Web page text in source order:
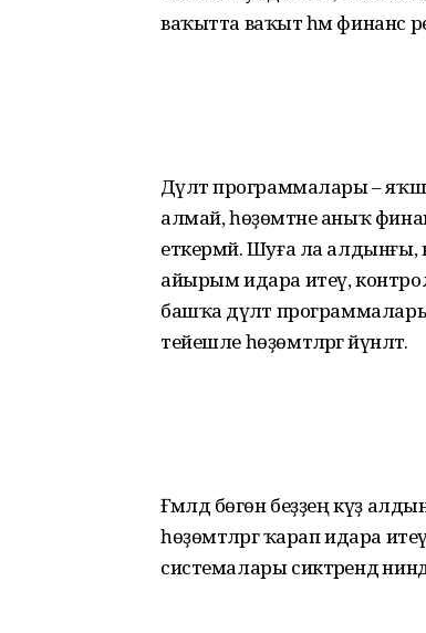
ваҡытта ваҡыт һәм финанс
Дәүләт программалары –
алмай, һөҙөмтәне аныҡ
еткермәй. Шуға ла алдынғы,
айырым идара итеү,
башҡа дәүләт
тейешле һөҙөмтәләргә йүнәлтә.
Ғәмәлдә бөгөн беҙҙең күҙ
һөҙөмтәләргә ҡарап идара
системалары сиктәрендә